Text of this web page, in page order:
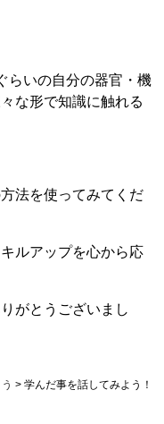
らいの自分の器官・機
な形で知識に触れる
法を使ってみてくだ
ルアップを心から応
がとうございまし
> 学んだ事を話してみよう！